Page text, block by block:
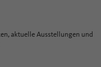
aktuelle Ausstellungen und